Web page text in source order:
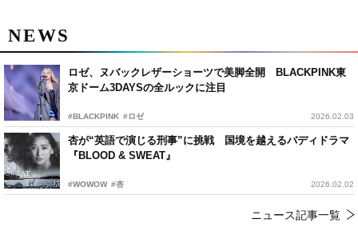
NEWS
ロゼ、ヌバックレザーショーツで美脚全開 BLACKPINK東
京ドーム3DAYSの全ルックに注目
#BLACKPINK #ロゼ 2026.02.03
杏が“英語で演じる刑事”に挑戦 国境を越えるバディドラマ
『BLOOD & SWEAT』
#WOWOW #杏 2026.02.02
ニュース記事一覧